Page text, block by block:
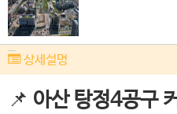
상세설명
📌 아산 탕정4공구